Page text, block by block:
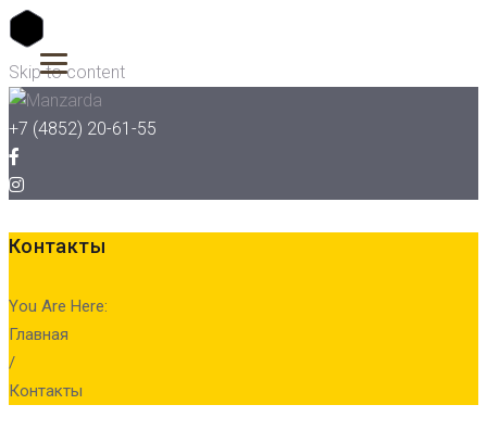
Skip to content
+7 (4852) 20-61-55
Контакты
You Are Here:
Главная
/
Контакты